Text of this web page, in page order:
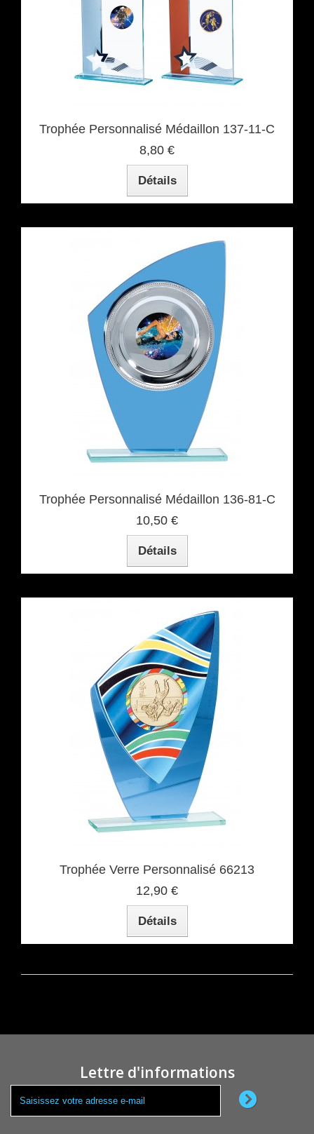
Trophée Personnalisé Médaillon 137-11-C
8,80 €
Détails
Trophée Personnalisé Médaillon 136-81-C
10,50 €
Détails
Trophée Verre Personnalisé 66213
12,90 €
Détails
Lettre d'informations